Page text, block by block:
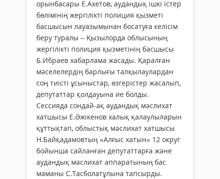
орынбасары Е.Ахетов, аудандық ішкі істер
бөлімінің жергілікті полиция қызметі
басшысын лауазымынан босатуға келісім
беру туралы – Қызылорда облысының
жергілікті полиция қызметінің басшысы
Б.Ибраев хабарлама жасады. Қаралған
мәселелердің барлығы талқылаулардан
соң тиісті ұсыныстар, өзгерістер жасалып,
депутаттар қолдауына ие болды.
Сессияда сондай-ақ аудандық мәслихат
хатшысы Е.Әжікенов халық қалаулыларын
құттықтап, облыстық мәслихат хатшысы
Н.Байқадамовтың «Алғыс хатын» 12 округ
бойынша сайланған депутаттарға және
аудандық мәслихат аппаратының бас
маманы С.Тасболатұлына тапсырды.